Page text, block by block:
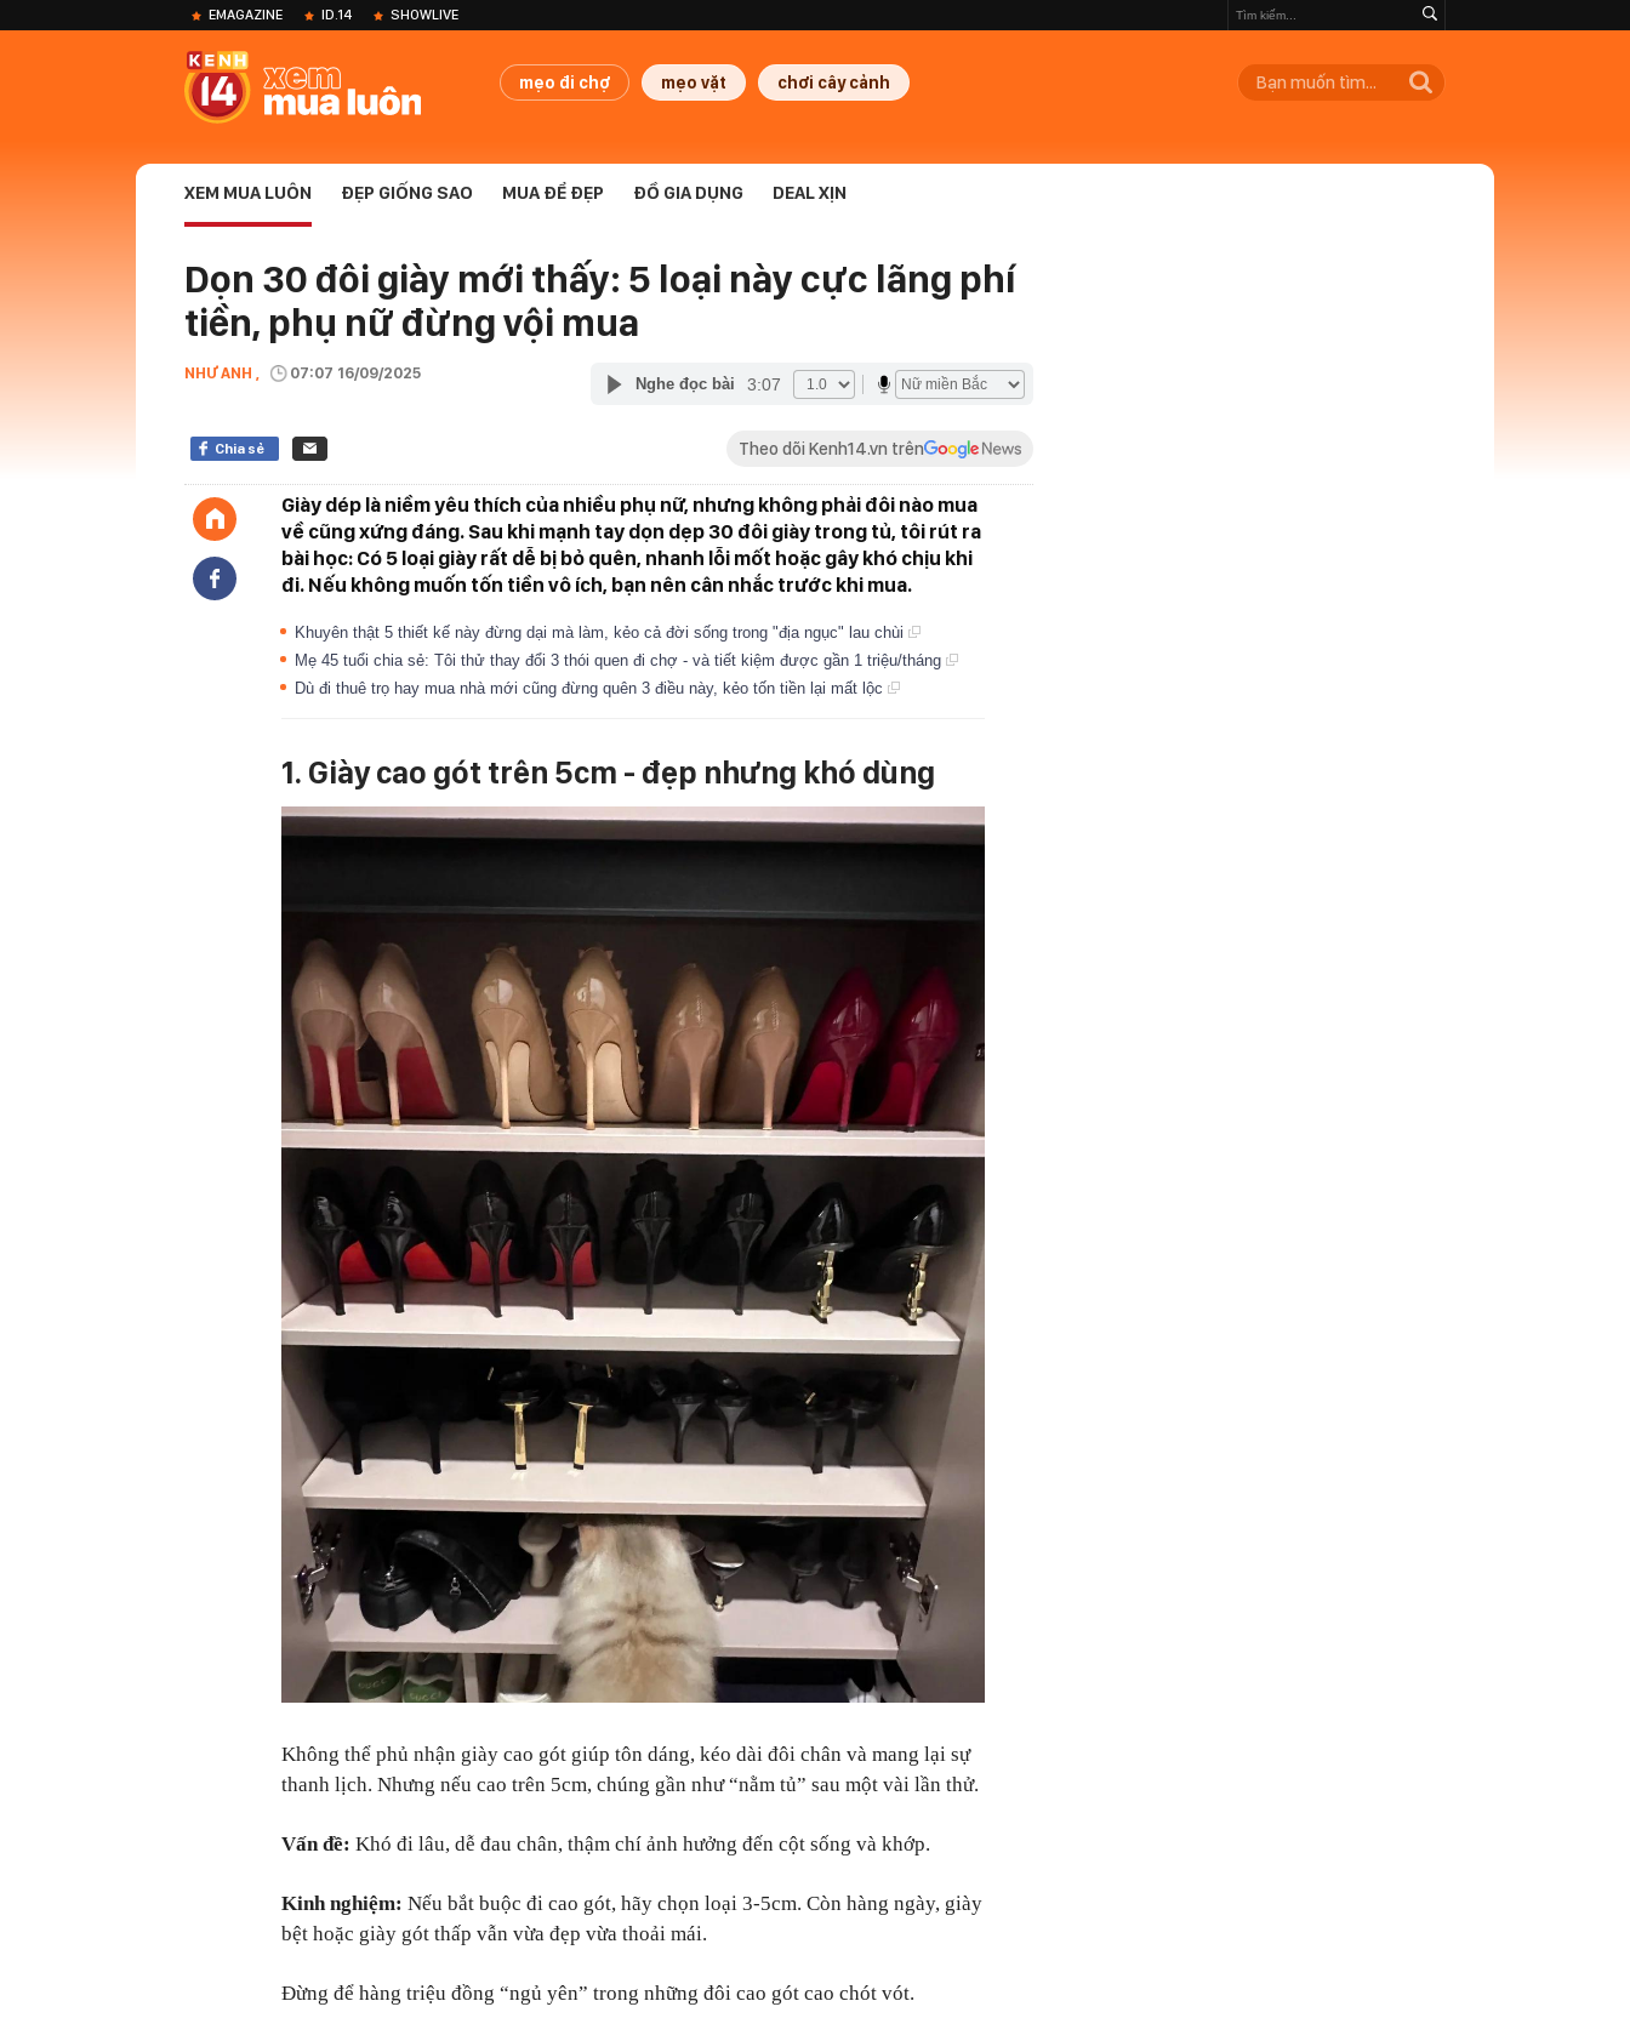
EMAGAZINE ID.14 SHOWLIVE
mẹo đi chợ mẹo vặt chơi cây cảnh
XEM MUA LUÔN ĐẸP GIỐNG SAO MUA ĐỂ ĐẸP ĐỒ GIA DỤNG DEAL XỊN
Dọn 30 đôi giày mới thấy: 5 loại này cực lãng phí
tiền, phụ nữ đừng vội mua
NHƯ ANH , 07:07 16/09/2025
Nghe đọc bài 3:07
Chia sẻ Theo dõi Kenh14.vn trên
Giày dép là niềm yêu thích của nhiều phụ nữ, nhưng không phải đôi nào mua
về cũng xứng đáng. Sau khi mạnh tay dọn dẹp 30 đôi giày trong tủ, tôi rút ra
bài học: Có 5 loại giày rất dễ bị bỏ quên, nhanh lỗi mốt hoặc gây khó chịu khi
đi. Nếu không muốn tốn tiền vô ích, bạn nên cân nhắc trước khi mua.
Khuyên thật 5 thiết kế này đừng dại mà làm, kẻo cả đời sống trong "địa ngục" lau chùi
Mẹ 45 tuổi chia sẻ: Tôi thử thay đổi 3 thói quen đi chợ - và tiết kiệm được gần 1 triệu/tháng
Dù đi thuê trọ hay mua nhà mới cũng đừng quên 3 điều này, kẻo tốn tiền lại mất lộc
1. Giày cao gót trên 5cm - đẹp nhưng khó dùng
Không thể phủ nhận giày cao gót giúp tôn dáng, kéo dài đôi chân và mang lại sự
thanh lịch. Nhưng nếu cao trên 5cm, chúng gần như “nằm tủ” sau một vài lần thử.
Vấn đề: Khó đi lâu, dễ đau chân, thậm chí ảnh hưởng đến cột sống và khớp.
Kinh nghiệm: Nếu bắt buộc đi cao gót, hãy chọn loại 3-5cm. Còn hàng ngày, giày
bệt hoặc giày gót thấp vẫn vừa đẹp vừa thoải mái.
Đừng để hàng triệu đồng “ngủ yên” trong những đôi cao gót cao chót vót.